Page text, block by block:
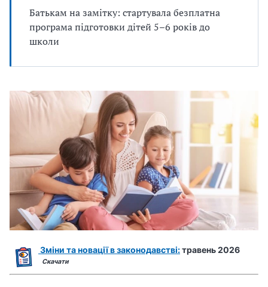
Батькам на замітку: стартувала безплатна
програма підготовки дітей 5–6 років до
школи
Зміни та новації в законодавстві:травень 2026
Скачати